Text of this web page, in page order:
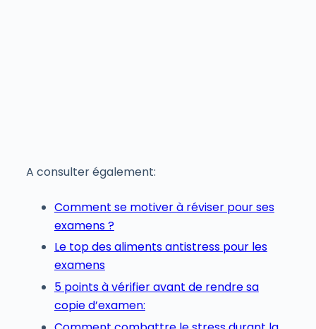
A consulter également:
Comment se motiver à réviser pour ses
examens ?
Le top des aliments antistress pour les
examens
5 points à vérifier avant de rendre sa
copie d’examen: